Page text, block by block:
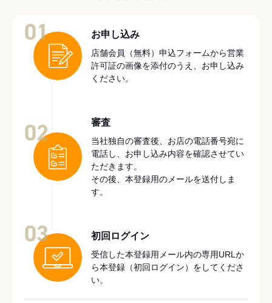
お申し込み
店舗会員（無料）申込フォームから営業
許可証の画像を添付のうえ、お申し込み
ください。
審査
当社独自の審査後、お店の電話番号宛に
電話し、お申し込み内容を確認させてい
ただきます。
その後、本登録用のメールを送付しま
す。
初回ログイン
受信した本登録用メール内の専用URLか
ら本登録（初回ログイン）をしてくださ
い。